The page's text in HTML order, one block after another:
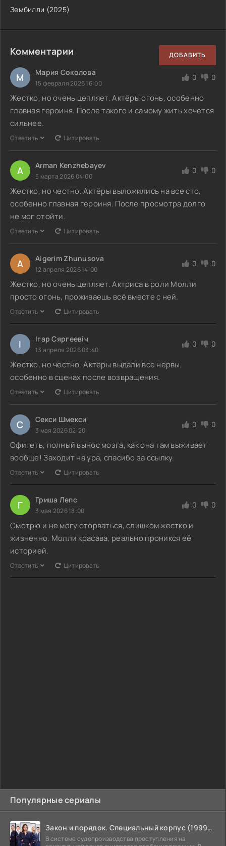
Популярные сериалы
Закон и порядок. Специальный корпус (1999-2026)
В системе судопроизводства преступления на
Зембилли (2025)
Комментарии ДОБАВИТЬ
М Мария Соколова
15 февраля 2026 16:00
0 0
Жестко, но очень цепляет. Актёры огонь, особенно
главная героиня. После такого и самому жить хочется
сильнее.
Ответить Цитировать
A Arman Kenzhebayev
5 марта 2026 04:00
0 0
Жестко, но честно. Актёры выложились на все сто,
особенно главная героиня. После просмотра долго
не мог отойти.
Ответить Цитировать
A Aigerim Zhunusova
12 апреля 2026 14:00
0 0
Жестко, но очень цепляет. Актриса в роли Молли
просто огонь, проживаешь всё вместе с ней.
Ответить Цитировать
І Ігар Сяргеевіч
13 апреля 2026 03:40
0 0
Жестко, но честно. Актёры выдали все нервы,
особенно в сценах после возвращения.
Ответить Цитировать
С Секси Шмекси
3 мая 2026 02:20
0 0
Офигеть, полный вынос мозга, как она там выживает
вообще! Заходит на ура, спасибо за ссылку.
Ответить Цитировать
Г Гриша Лепс
3 мая 2026 18:00
0 0
Смотрю и не могу оторваться, слишком жестко и
жизненно. Молли красава, реально проникся её
историей.
Ответить Цитировать